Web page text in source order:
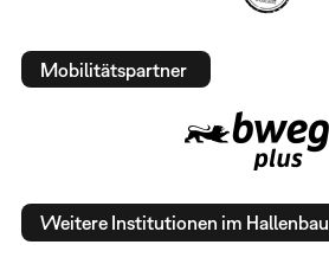
Mobilitätspartner
Weitere Institutionen im Hallenbau